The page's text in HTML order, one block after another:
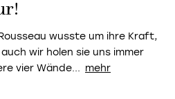
wusste um ihre Kraft,
wir holen sie uns immer
vier Wände...